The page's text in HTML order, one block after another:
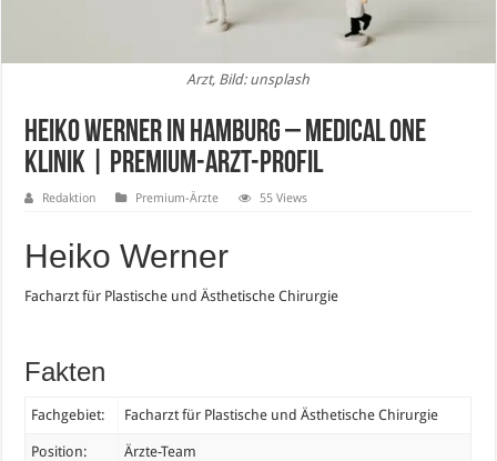
Arzt, Bild: unsplash
Heiko Werner in Hamburg – Medical One
Klinik | Premium-Arzt-Profil
Redaktion Premium-Ärzte 55 Views
Heiko Werner
Facharzt für Plastische und Ästhetische Chirurgie
Fakten
Fachgebiet: Facharzt für Plastische und Ästhetische Chirurgie
Position: Ärzte-Team